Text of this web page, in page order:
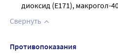
диоксид (E171), макрогол-
Свернуть
Противопоказания